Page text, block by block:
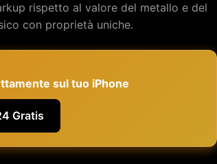
rispetto al valore del metallo e del
con proprietà uniche.
sul tuo iPhone
Gratis